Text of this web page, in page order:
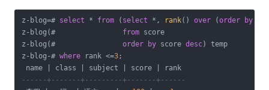
z - blog=# select * from ( select * , rank() over (order by
z - blog(# from score
z - blog(# order by score desc) temp
z - blog -# where rank <=3;
name
class subject score
------+-------+---------+-------+------